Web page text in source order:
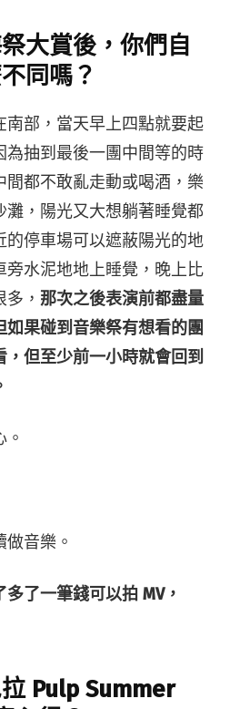
大賞後，你們自
同嗎？
南部，當天早上四點就要起
為抽到最後一團中間等的時
間都不敢亂走動或喝酒，樂
灘，陽光又大想躺著睡覺都
的停車場可以遮蔽陽光的地
旁水泥地地上睡覺，晚上比
， 那次之後表演前都盡量
果碰到音樂祭有想看的團
但至少前一小時就會回到
音樂。
多了一筆錢可以拍 MV，
Pulp Summer